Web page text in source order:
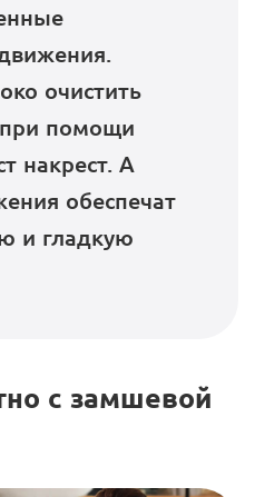
очистить
помощи
накрест. А
обеспечат
и гладкую
с замшевой